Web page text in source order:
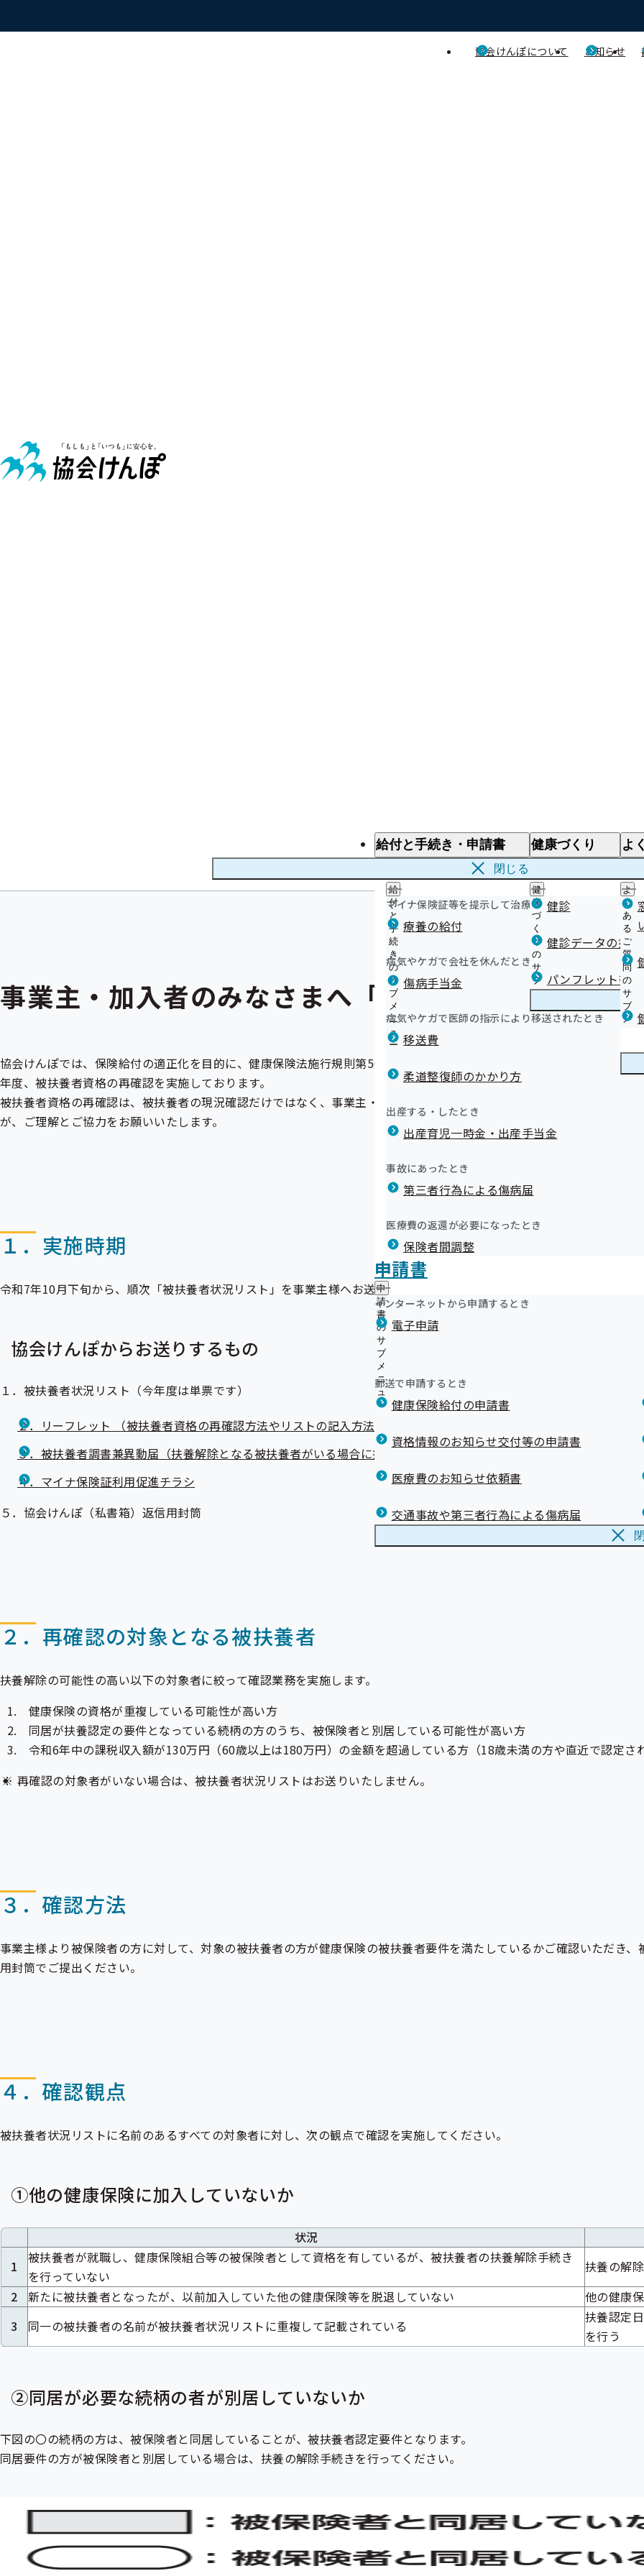
協会けんぽについて お知らせ
給付と手続き・申請書
給付と手続き
給
付
と
手
続
き
の
サ
ブ
メ
ニ
ュ
ー
マイナ保険証等を提示して治療を受けるとき
療養の給付
病気やケガで会社を休んだとき
傷病手当金
病気やケガで医師の指示により移送されたとき
移送費
柔道整復師のかかり方
出産する・したとき
出産育児一時金・出産手当金
事故にあったとき
第三者行為による傷病届
医療費の返還が必要になったとき
保険者間調整
申請書
申
請
書
の
サ
ブ
メ
ニ
ュ
ー
インターネットから申請するとき
電子申請
郵送で申請するとき
健康保険給付の申請書
資格情報のお知らせ交付等の申請書
医療費のお知らせ依頼書
交通事故や第三者行為による傷病届
健康づくり
健
康
づ
く
り
の
サ
ブ
メ
ュ
健診
健診データの提供
パンフレット等（
よ
よ
く
あ
る
ご
質
問
の
サ
ブ
メ
閉じる
事業主・加入者のみなさまへ「令和7年度被扶養者
協会けんぽでは、保険給付の適正化を目的に、健康保険法施行規則第50条に基づき、健康保険の被扶養者となっている
年度、被扶養者資格の再確認を実施しております。
被扶養者資格の再確認は、被扶養者の現況確認だけではなく、事業主・被保険者のみなさまの保険料負担の軽減につな
が、ご理解とご協力をお願いいたします。
１．実施時期
令和7年10月下旬から、順次「被扶養者状況リスト」を事業主様へお送りいたします。
協会けんぽからお送りするもの
１．被扶養者状況リスト（今年度は単票です）
２．リーフレット （被扶養者資格の再確認方法やリストの記入方法等についてのご案内）
３．被扶養者調書兼異動届（扶養解除となる被扶養者がいる場合に提出が必要です）
４．マイナ保険証利用促進チラシ
５．協会けんぽ（私書箱）返信用封筒
２．再確認の対象となる被扶養者
扶養解除の可能性の高い以下の対象者に絞って確認業務を実施します。
健康保険の資格が重複している可能性が高い方
同居が扶養認定の要件となっている続柄の方のうち、被保険者と別居している可能性が高い方
令和6年中の課税収入額が130万円（60歳以上は180万円）の金額を超過している方（18歳未満の方や直近で認定さ
再確認の対象者がいない場合は、被扶養者状況リストはお送りいたしません。
３．確認方法
事業主様より被保険者の方に対して、対象の被扶養者の方が健康保険の被扶養者要件を満たしているかご確認いただき
用封筒でご提出ください。
４．確認観点
被扶養者状況リストに名前のあるすべての対象者に対し、次の観点で確認を実施してください。
①他の健康保険に加入していないか
状況
1
被扶養者が就職し、健康保険組合等の被保険者として資格を有しているが、被扶養者の扶養解除手続き
を行っていない
扶養の解
2
新たに被扶養者となったが、以前加入していた他の健康保険等を脱退していない
他の健康
3
同一の被扶養者の名前が被扶養者状況リストに重複して記載されている
扶養認定
を行う
②同居が必要な続柄の者が別居していないか
下図の〇の続柄の方は、被保険者と同居していることが、被扶養者認定要件となります。
同居要件の方が被保険者と別居している場合は、扶養の解除手続きを行ってください。